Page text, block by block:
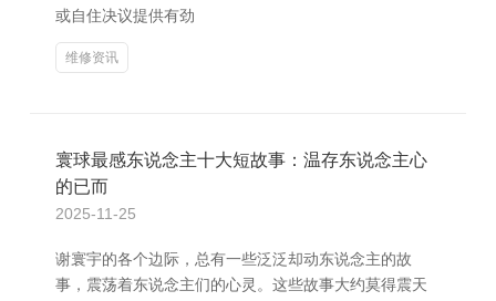
或自住决议提供有劲
维修资讯
寰球最感东说念主十大短故事：温存东说念主心
的已而
2025-11-25
谢寰宇的各个边际，总有一些泛泛却动东说念主的故
事，震荡着东说念主们的心灵。这些故事大约莫得震天